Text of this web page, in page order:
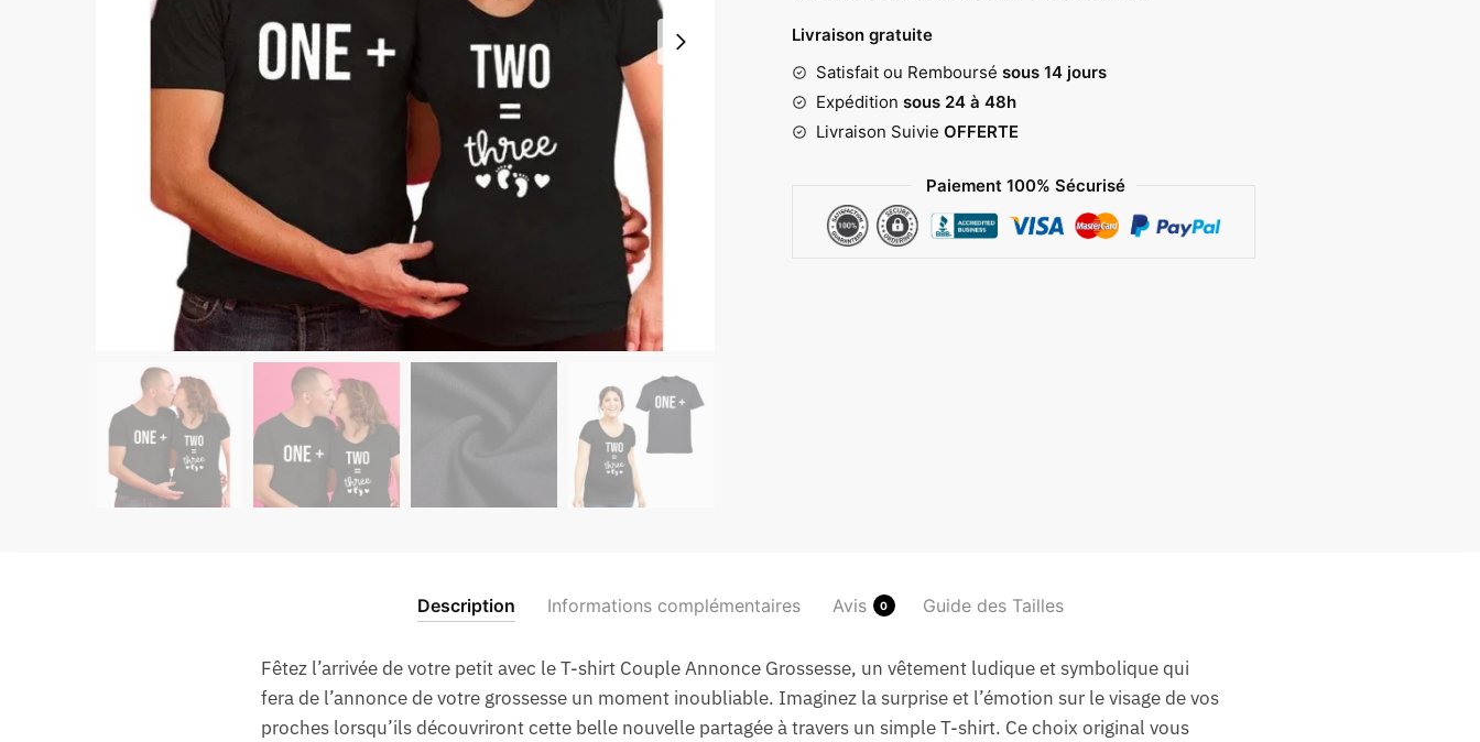
Livraison gratuite
Satisfait ou Remboursé sous 14 jours
Expédition sous 24 à 48h
Livraison Suivie OFFERTE
Paiement 100% Sécurisé
Description Informations complémentaires Avis 0 Guide des Tailles
Fêtez l’arrivée de votre petit avec le T-shirt Couple Annonce Grossesse, un vêtement ludique et symbolique qui
fera de l’annonce de votre grossesse un moment inoubliable. Imaginez la surprise et l’émotion sur le visage de vos
proches lorsqu’ils découvriront cette belle nouvelle partagée à travers un simple T-shirt. Ce choix original vous